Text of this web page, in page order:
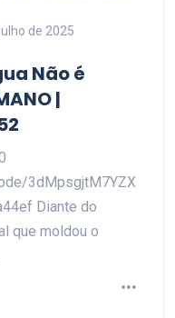
de 2025
Não é
|
3dMpsgjtM7YZX
Diante do
que moldou o